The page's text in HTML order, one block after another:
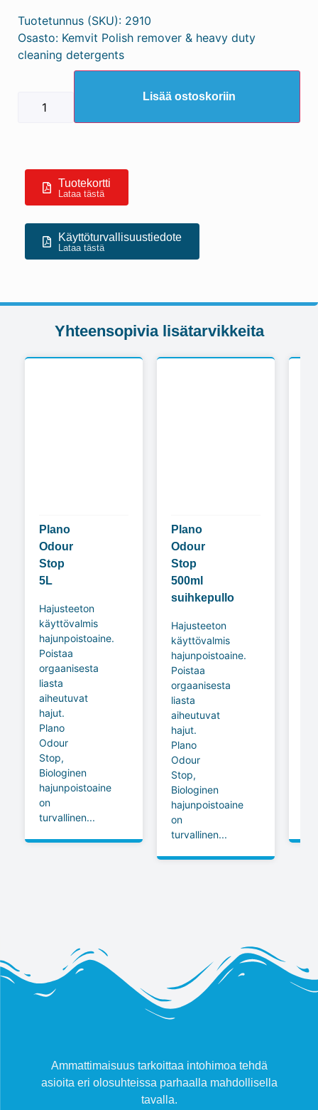
Tuotetunnus (SKU): 2910
Osasto: Kemvit Polish remover & heavy duty
cleaning detergents
Lisää ostoskoriin
Tuotekortti
Lataa tästä
Käyttöturvallisuustiedote
Lataa tästä
Yhteensopivia lisätarvikkeita
Plano
Odour
Stop
5L
Hajusteeton
käyttövalmis
hajunpoistoaine.
Poistaa
orgaanisesta
liasta
aiheutuvat
hajut.
Plano
Odour
Stop,
Biologinen
hajunpoistoaine
on
turvallinen...
Plano
Odour
Stop
500ml
suihkepullo
Hajusteeton
käyttövalmis
hajunpoistoaine.
Poistaa
orgaanisesta
liasta
aiheutuvat
hajut.
Plano
Odour
Stop,
Biologinen
hajunpoistoaine
on
turvallinen...
Ammattimaisuus tarkoittaa intohimoa tehdä
asioita eri olosuhteissa parhaalla mahdollisella
tavalla.